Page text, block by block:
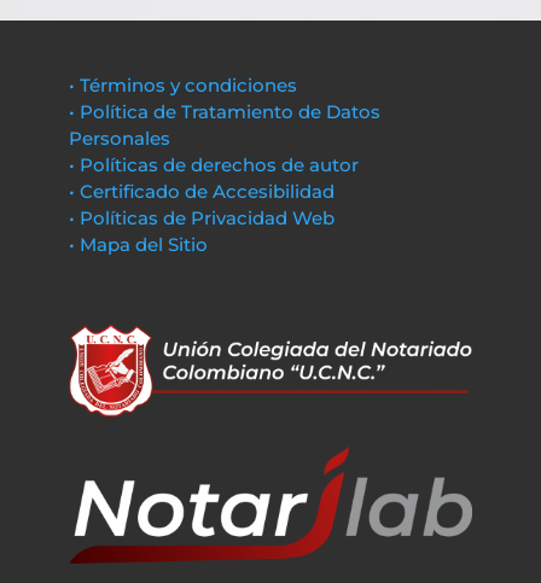
• Términos y condiciones
• Política de Tratamiento de Datos
Personales
• Políticas de derechos de autor
• Certificado de Accesibilidad
• Políticas de Privacidad Web
• Mapa del Sitio